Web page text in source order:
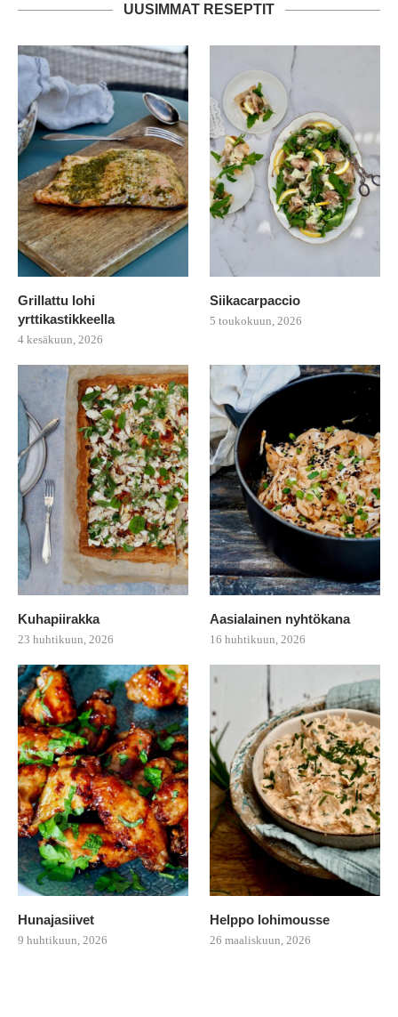
UUSIMMAT RESEPTIT
Grillattu lohi
yrttikastikkeella
4 kesäkuun, 2026
Siikacarpaccio
5 toukokuun, 2026
Kuhapiirakka
23 huhtikuun, 2026
Aasialainen nyhtökana
16 huhtikuun, 2026
Hunajasiivet
9 huhtikuun, 2026
Helppo lohimousse
26 maaliskuun, 2026